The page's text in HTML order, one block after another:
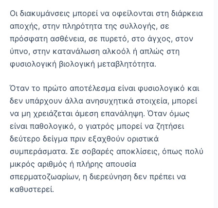
Οι διακυμάνσεις μπορεί να οφείλονται στη διάρκεια
αποχής, στην πληρότητα της συλλογής, σε
πρόσφατη ασθένεια, σε πυρετό, στο άγχος, στον
ύπνο, στην κατανάλωση αλκοόλ ή απλώς στη
φυσιολογική βιολογική μεταβλητότητα.
Όταν το πρώτο αποτέλεσμα είναι φυσιολογικό και
δεν υπάρχουν άλλα ανησυχητικά στοιχεία, μπορεί
να μη χρειάζεται άμεση επανάληψη. Όταν όμως
είναι παθολογικό, ο γιατρός μπορεί να ζητήσει
δεύτερο δείγμα πριν εξαχθούν οριστικά
συμπεράσματα. Σε σοβαρές αποκλίσεις, όπως πολύ
μικρός αριθμός ή πλήρης απουσία
σπερματοζωαρίων, η διερεύνηση δεν πρέπει να
καθυστερεί.